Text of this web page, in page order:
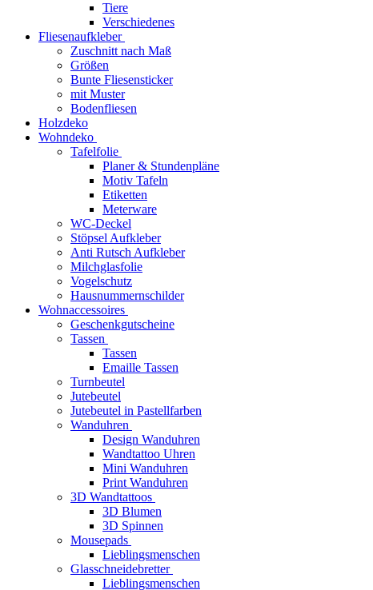
Tiere
Verschiedenes
Fliesenaufkleber
Zuschnitt nach Maß
Größen
Bunte Fliesensticker
mit Muster
Bodenfliesen
Holzdeko
Wohndeko
Tafelfolie
Planer & Stundenpläne
Motiv Tafeln
Etiketten
Meterware
WC-Deckel
Stöpsel Aufkleber
Anti Rutsch Aufkleber
Milchglasfolie
Vogelschutz
Hausnummernschilder
Wohnaccessoires
Geschenkgutscheine
Tassen
Tassen
Emaille Tassen
Turnbeutel
Jutebeutel
Jutebeutel in Pastellfarben
Wanduhren
Design Wanduhren
Wandtattoo Uhren
Mini Wanduhren
Print Wanduhren
3D Wandtattoos
3D Blumen
3D Spinnen
Mousepads
Lieblingsmenschen
Glasschneidebretter
Lieblingsmenschen